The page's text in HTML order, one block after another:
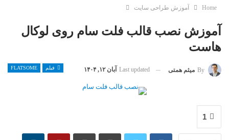
Home آموزش طراحی سایت
آموزش نصب قالب فلت سام روی لوکال
هاست
فیلم FLATSOME By میثم همتی Last updated آبان ۱۲, ۱۴۰۴
1